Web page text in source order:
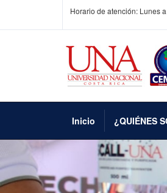
Horario de atención: Lunes
Inicio ¿QUIÉNES